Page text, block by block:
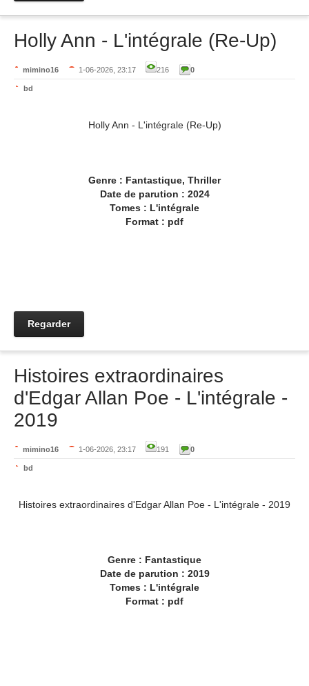
Holly Ann - L'intégrale (Re-Up)
mimino16 1-06-2026, 23:17 216 0
bd
Holly Ann - L'intégrale (Re-Up)
Genre : Fantastique, Thriller
Date de parution : 2024
Tomes : L'intégrale
Format : pdf
Regarder
Histoires extraordinaires
d'Edgar Allan Poe - L'intégrale -
2019
mimino16 1-06-2026, 23:17 191 0
bd
Histoires extraordinaires d'Edgar Allan Poe - L'intégrale - 2019
Genre : Fantastique
Date de parution : 2019
Tomes : L'intégrale
Format : pdf